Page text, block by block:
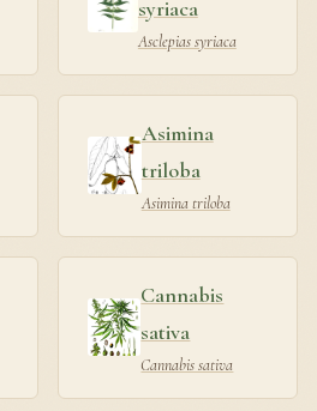
syriaca
Asclepias syriaca
Asimina
triloba
Asimina triloba
Cannabis
sativa
Cannabis sativa